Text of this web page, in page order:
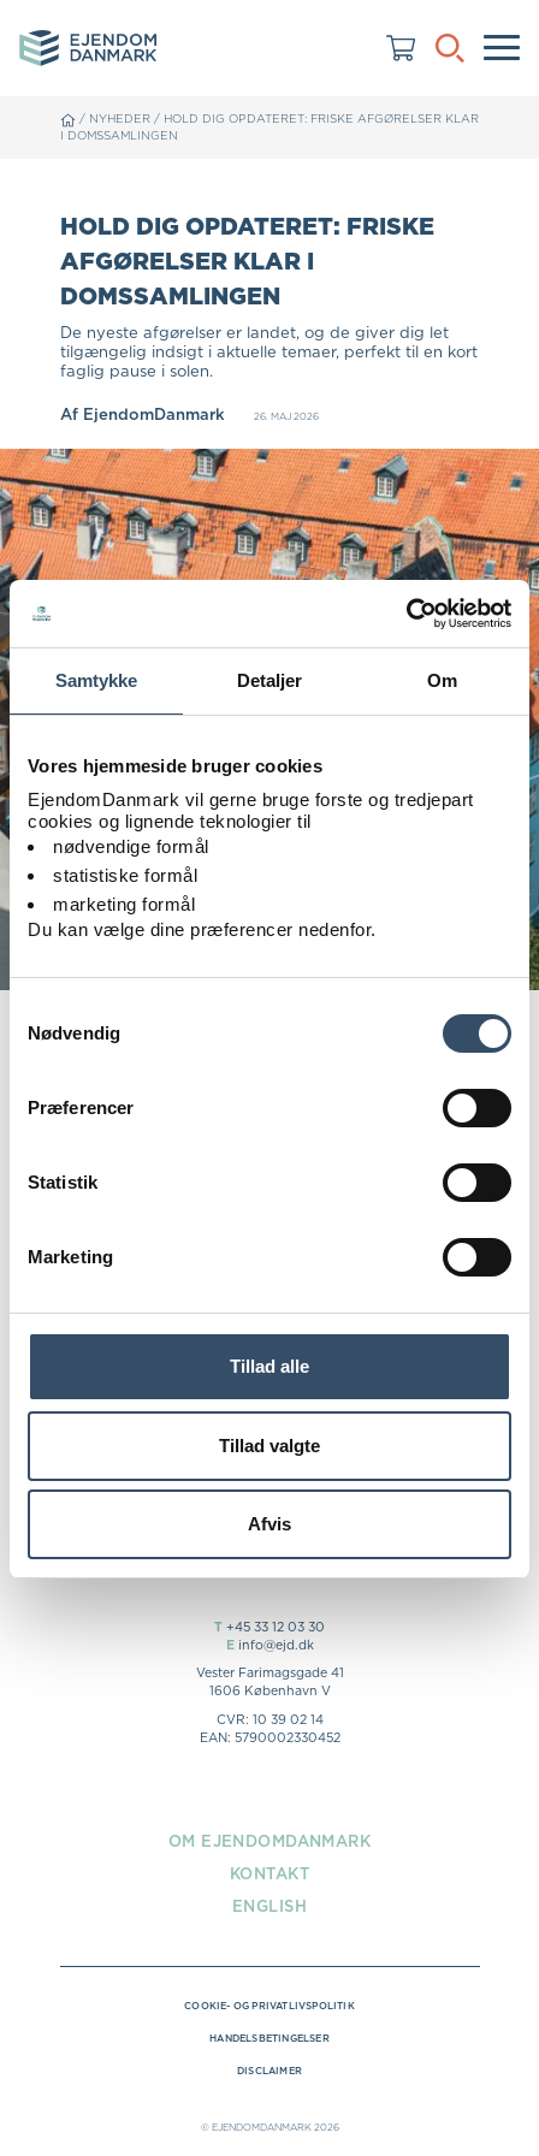
Samtykke Detaljer Om
Vores hjemmeside bruger cookies
EjendomDanmark vil gerne bruge forste og tredjepart
cookies og lignende teknologier til
nødvendige formål
statistiske formål
marketing formål
Du kan vælge dine præferencer nedenfor.
Nødvendig
Præferencer
Statistik
Marketing
Tillad alle
Tillad valgte
Afvis
/ NYHEDER / HOLD DIG OPDATERET: FRISKE AFGØRELSER KLAR
I DOMSSAMLINGEN
HOLD DIG OPDATERET: FRISKE
AFGØRELSER KLAR I
DOMSSAMLINGEN
De nyeste afgørelser er landet, og de giver dig let
tilgængelig indsigt i aktuelle temaer, perfekt til en kort
faglig pause i solen.
Af EjendomDanmark 26. MAJ 2026
tilgængelig indsigt i aktuelle temaer, perfekt til en kort
faglig pause i solen.
logget ind for
T +45 33 12 03 30
Einfo@ejd.dk
Vester Farimagsgade 41
1606 København V
CVR: 10 39 02 14
EAN: 5790002330452
OM EJENDOMDANMARK
KONTAKT
ENGLISH
© EJENDOMDANMARK 2026
COOKIE- OG PRIVATLIVSPOLITIK
HANDELSBETINGELSER
DISCLAIMER